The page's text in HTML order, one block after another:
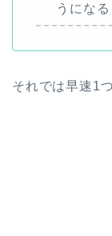
うになる
それでは早速1